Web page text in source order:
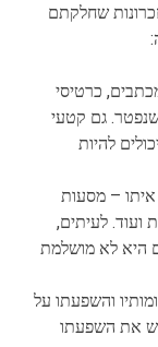
שחלקתם
כרטיסי
גם קטעי
להיות
איתו – מסעות
ועוד. לעיתים,
היא לא מושלמת
והשפעתו על
את השפעתו